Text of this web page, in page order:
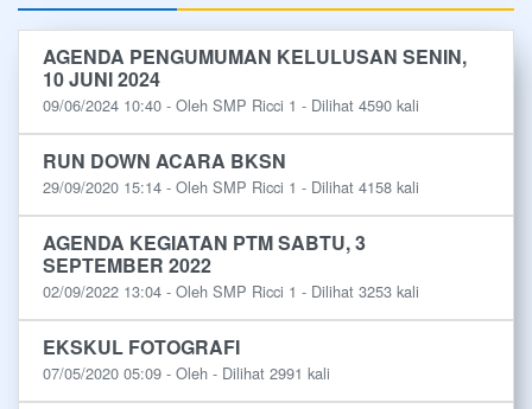
AGENDA PENGUMUMAN KELULUSAN SENIN,
10 JUNI 2024
09/06/2024 10:40 - Oleh SMP Ricci 1 - Dilihat 4590 kali
RUN DOWN ACARA BKSN
29/09/2020 15:14 - Oleh SMP Ricci 1 - Dilihat 4158 kali
AGENDA KEGIATAN PTM SABTU, 3
SEPTEMBER 2022
02/09/2022 13:04 - Oleh SMP Ricci 1 - Dilihat 3253 kali
EKSKUL FOTOGRAFI
07/05/2020 05:09 - Oleh - Dilihat 2991 kali